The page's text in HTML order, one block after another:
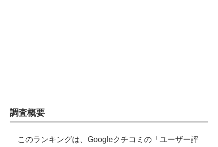
電子設計の基本と応用
エネルギーの専門メディア
調査概要
このランキングは、Googleクチコミの「ユーザー評